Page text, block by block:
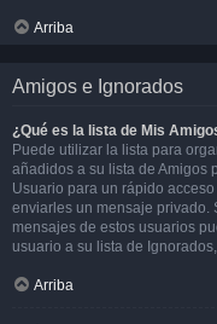
Arriba
Amigos e Ignorados
¿Qué es la lista de Mis
Puede utilizar la lista para
añadidos a su lista de Amigos
Usuario para un rápido
enviarles un mensaje privado.
mensajes de estos usuarios
usuario a su lista de
Arriba